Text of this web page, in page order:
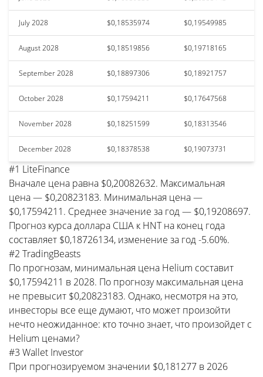
July 2028 $0,18535974 $0,19549985
August 2028 $0,18519856 $0,19718165
September 2028 $0,18897306 $0,18921757
October 2028 $0,17594211 $0,17647568
November 2028 $0,18251599 $0,18313546
December 2028 $0,18378538 $0,19073731
#1 LiteFinance
Вначале цена равна $0,20082632. Максимальная
цена — $0,20823183. Минимальная цена —
$0,17594211. Среднее значение за год — $0,19208697.
Прогноз курса доллара США к HNT на конец года
составляет $0,18726134, изменение за год -5.60%.
#2 TradingBeasts
По прогнозам, минимальная цена Helium составит
$0,17594211 в 2028. По прогнозу максимальная цена
не превысит $0,20823183. Однако, несмотря на это,
инвесторы все еще думают, что может произойти
нечто неожиданное: кто точно знает, что произойдет с
Helium ценами?
#3 Wallet Investor
При прогнозируемом значении $0,181277 в 2026